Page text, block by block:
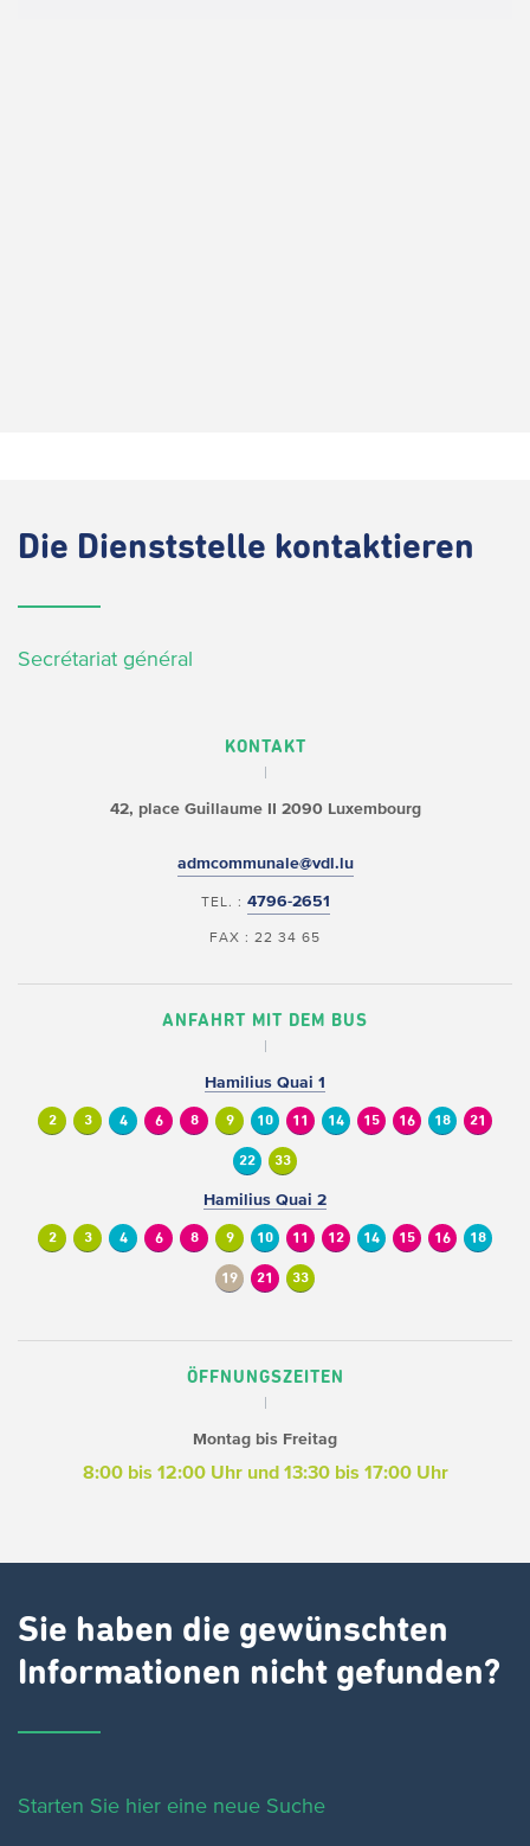
Die Dienststelle kontaktieren
Secrétariat général
KONTAKT
42, place Guillaume II 2090 Luxembourg
admcommunale@vdl.lu
TEL. : 4796-2651
FAX : 22 34 65
ANFAHRT MIT DEM BUS
Hamilius Quai 1
2 3 4 6 8 9 10 11 14 15 16 18 21
22 33
Hamilius Quai 2
2 3 4 6 8 9 10 11 12 14 15 16 18
19 21 33
ÖFFNUNGSZEITEN
Montag bis Freitag
8:00 bis 12:00 Uhr und 13:30 bis 17:00 Uhr
Sie haben die gewünschten
Informationen nicht gefunden?
Starten Sie hier eine neue Suche